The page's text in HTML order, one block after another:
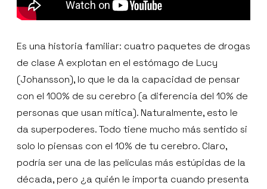
Es una historia familiar: cuatro paquetes de drogas
de clase A explotan en el estómago de Lucy
(Johansson), lo que le da la capacidad de pensar
con el 100% de su cerebro (a diferencia del 10% de
personas que usan mítica). Naturalmente, esto le
da superpoderes. Todo tiene mucho más sentido si
solo lo piensas con el 10% de tu cerebro. Claro,
podría ser una de las películas más estúpidas de la
década, pero ¿a quién le importa cuando presenta